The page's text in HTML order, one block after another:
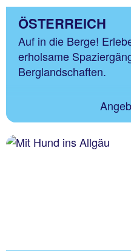
ÖSTERREICH
Auf in die Berge!
erholsame
Berglandschaften.